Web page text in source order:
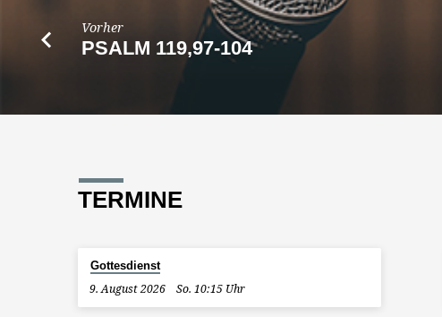
Vorher
PSALM 119,97-104
TERMINE
Gottesdienst
9. August 2026 So. 10:15 Uhr